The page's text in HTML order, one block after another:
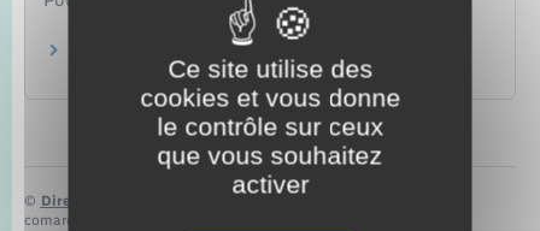
Site de la sécurité routière
Ministère chargé de l'intérieur
© Direction de l’information légale et administrative
comarquage developpé par
Ce site utilise des
cookies et vous donne
le contrôle sur ceux
que vous souhaitez
activer